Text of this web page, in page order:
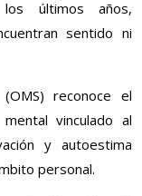
últimos años,
sentido ni
reconoce el
vinculado al
y autoestima
personal.